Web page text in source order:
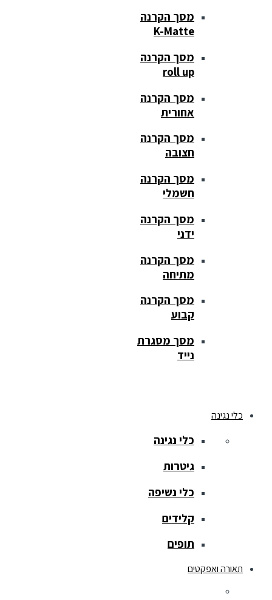
מסך הקרנה
K-Matte
מסך הקרנה
roll up
מסך הקרנה
אחורית
מסך הקרנה
חצובה
מסך הקרנה
חשמלי
מסך הקרנה
ידני
מסך הקרנה
מתיחה
מסך הקרנה
קבוע
מסך מסגרת
נייד
כלי נגינה
כלי נגינה
גיטרות
כלי נשיפה
קלידים
תופים
תאורה ואפקטים